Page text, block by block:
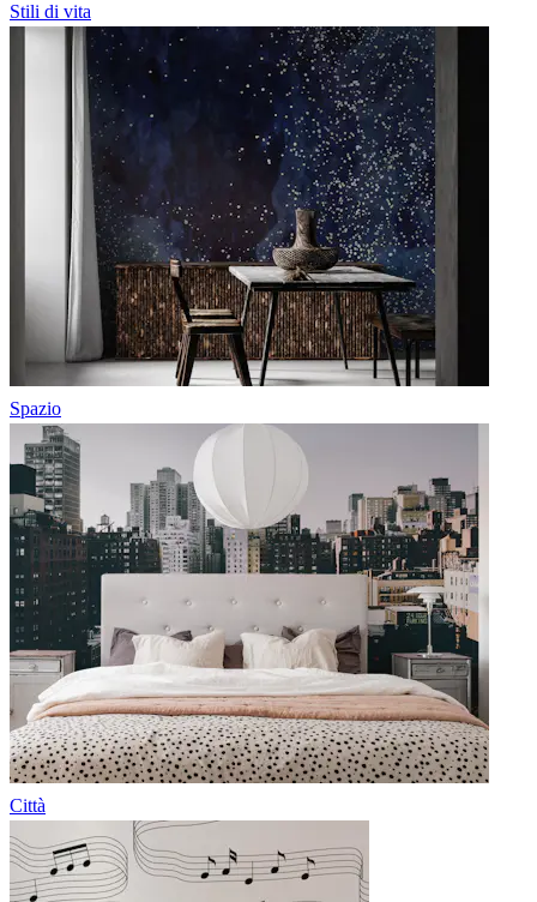
Stili di vita
Spazio
Città